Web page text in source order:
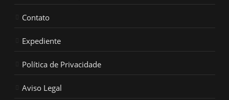
Contato
Expediente
Política de Privacidade
Aviso Legal